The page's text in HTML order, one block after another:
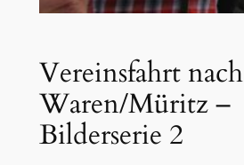
Vereinsfahrt nach
Waren/Müritz –
Bilderserie 2